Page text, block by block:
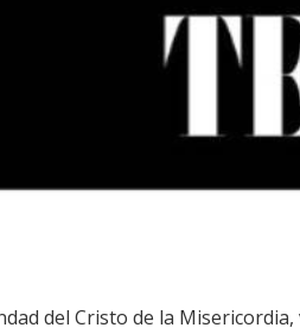
del Cristo de la Misericordia,